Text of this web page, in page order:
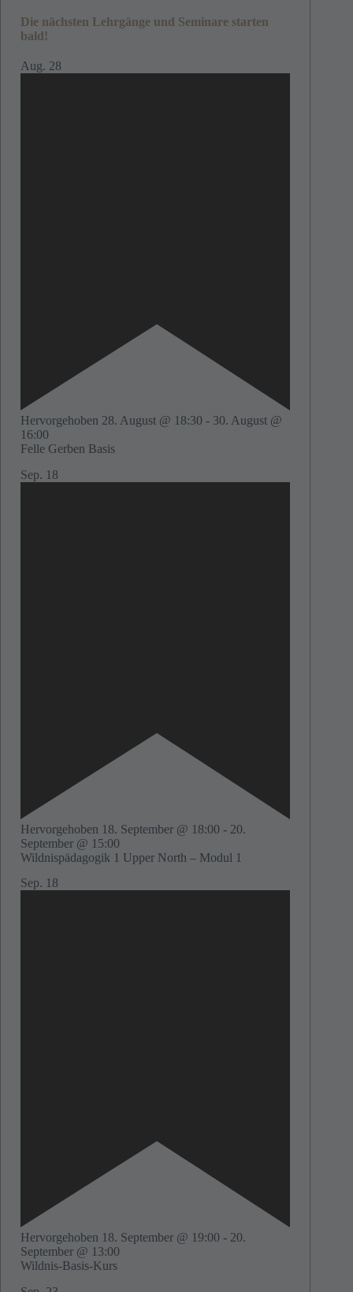
Die nächsten Lehrgänge und Seminare starten
bald!
Aug. 28
Hervorgehoben 28. August @ 18:30 - 30. August @
16:00
Felle Gerben Basis
Sep. 18
Hervorgehoben 18. September @ 18:00 - 20.
September @ 15:00
Wildnispädagogik 1 Upper North – Modul 1
Sep. 18
Hervorgehoben 18. September @ 19:00 - 20.
September @ 13:00
Wildnis-Basis-Kurs